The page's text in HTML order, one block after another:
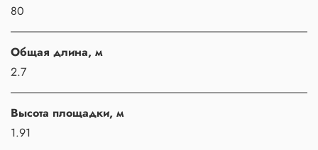
80
Общая длина, м
2.7
Высота площадки, м
1.91